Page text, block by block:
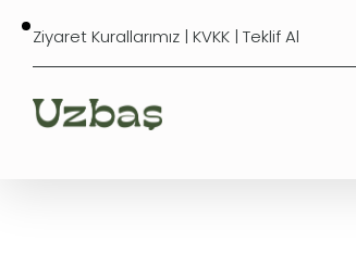
Ziyaret Kurallarımız | KVKK | Teklif Al